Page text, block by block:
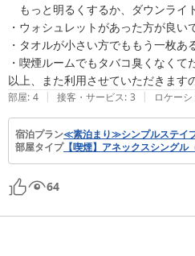
もっと明るくするか、ダウンライ
・ウォシュレットがあった方が良い
・タオルが小さい方でももう一枚あ
・喫煙ルームでもタバコ臭くなくて
以上、また利用させていただきます
部屋: 4 | 接客・サービス: 3 | ロケーシ
宿泊プラン≪素泊まり≫シンプルステイ
部屋タイプ【喫煙】アネックスシングル
64